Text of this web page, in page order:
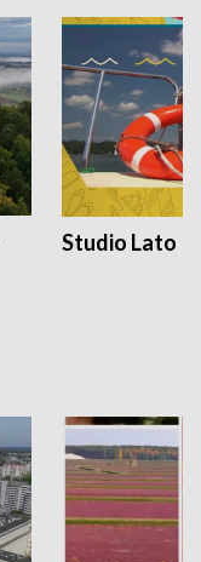
Studio Lato